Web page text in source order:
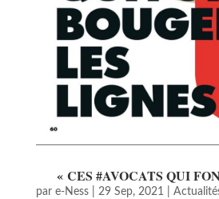
« CES #AVOCATS QUI
par e-Ness| 29 Sep, 2021